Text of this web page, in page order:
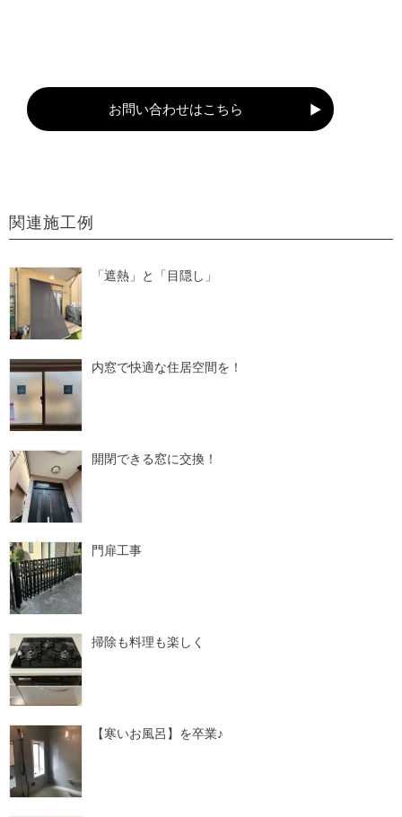
お問い合わせはこちら
関連施工例
「遮熱」と「目隠し」
内窓で快適な住居空間を！
開閉できる窓に交換！
門扉工事
掃除も料理も楽しく
【寒いお風呂】を卒業♪